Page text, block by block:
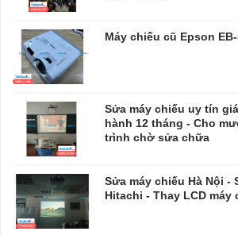
Máy chiếu cũ Epson
Sửa máy chiếu uy tín
hành 12 tháng - Cho
trình chờ sửa chữa
​​​​​​​Sửa máy chiếu Hà Nội -
Hitachi - Thay LCD máy